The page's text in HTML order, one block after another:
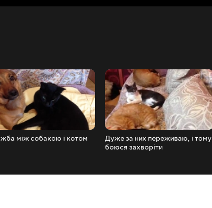
між собакою і котом
Дуже за них переживаю, і тому
боюся захворіти